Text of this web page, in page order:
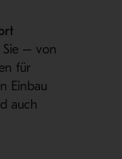
Sie – von
für
Einbau
auch